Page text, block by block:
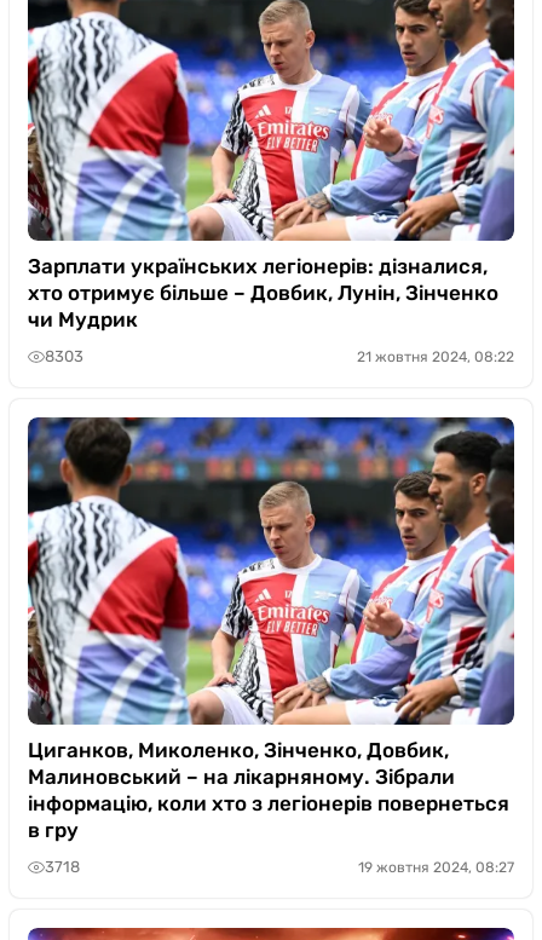
Зарплати українських легіонерів: дізналися,
хто отримує більше – Довбик, Лунін, Зінченко
чи Мудрик
8303 21 жовтня 2024, 08:22
Циганков, Миколенко, Зінченко, Довбик,
Малиновський – на лікарняному. Зібрали
інформацію, коли хто з легіонерів повернеться
в гру
3718 19 жовтня 2024, 08:27